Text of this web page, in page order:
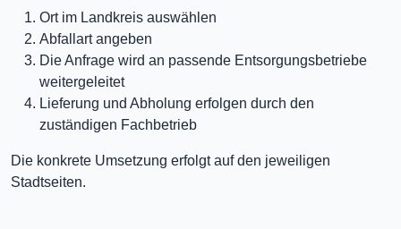
Ort im Landkreis auswählen
Abfallart angeben
Die Anfrage wird an passende Entsorgungsbetriebe
weitergeleitet
Lieferung und Abholung erfolgen durch den
zuständigen Fachbetrieb
Die konkrete Umsetzung erfolgt auf den jeweiligen
Stadtseiten.